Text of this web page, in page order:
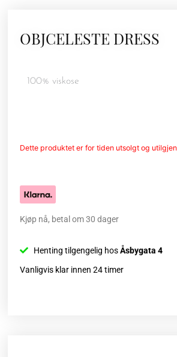
OBJCELESTE DRESS
100% viskose
Dette produktet er for tiden utsolgt og
Kjøp nå, betal om 30 dager
Henting tilgengelig hosÅsbygata 4
Vanligvis klar innen 24 timer